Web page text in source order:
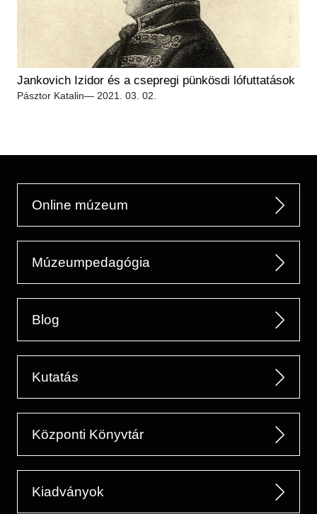
Jankovich Izidor és a csepregi pünkösdi lófuttatások
Pásztor Katalin— 2021. 03. 02.
Online múzeum
Múzeumpedagógia
Blog
Kutatás
Központi Könyvtár
Kiadványok